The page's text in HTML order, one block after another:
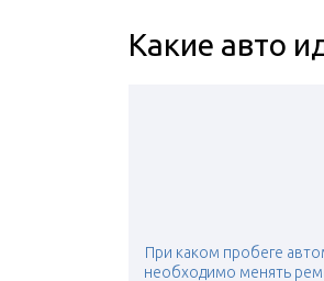
Какие авто
При каком пробеге
необходимо менять